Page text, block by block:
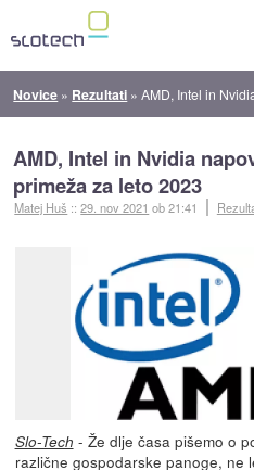
Novice » Rezultati »AMD, Intel in Nvidia
AMD, Intel in Nvidia
primeža za leto 2023
Matej Huš ::29. nov 2021 ob 21:41
Slo-Tech - Že dlje časa pišemo o
različne gospodarske panoge, ne